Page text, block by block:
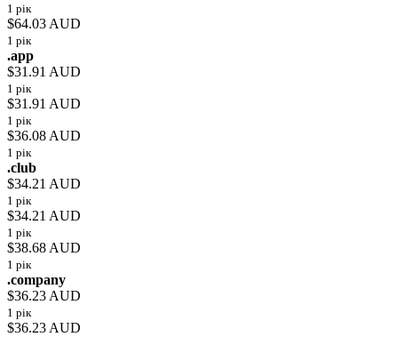
1 рік
$64.03 AUD
1 рік
.app
$31.91 AUD
1 рік
$31.91 AUD
1 рік
$36.08 AUD
1 рік
.club
$34.21 AUD
1 рік
$34.21 AUD
1 рік
$38.68 AUD
1 рік
.company
$36.23 AUD
1 рік
$36.23 AUD